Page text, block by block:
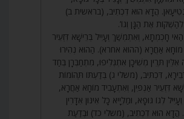
נְטִיעָאן. הֲדָא הוּא דִכְתִיב, (בראשית ב)
אֶת הַגָּן וְגוֹ’.
הַאי חָכְמְתָא, וְאִתְמְשַׁךְ וְעָיִיל בְּרֵישָׁא דִּזְעֵיר
מוֹחָא אַחֲרָא (ההוא אחרא). הַהוּא נְהִירוּ
תְּרֵין מְשִׁיכָן אִתְגְּלִיפוּ, מִתְחַבְּרָן בְּחַד
דִּכְתִּיב, (משלי ג) בְּדַעְתּוֹ תְּהוֹמוֹת
דִּזְעֵיר אַנְפִּין, וְאִתְעָבִיד מוֹחָא אַחֲרָא,
לְגוֹ גּוּפָא, וּמַלְיָיא כָּל אִינּוּן אִדָּרִין
הֲדָא הוּא דִכְתִיב, (משלי כד) וּבְדַעַת